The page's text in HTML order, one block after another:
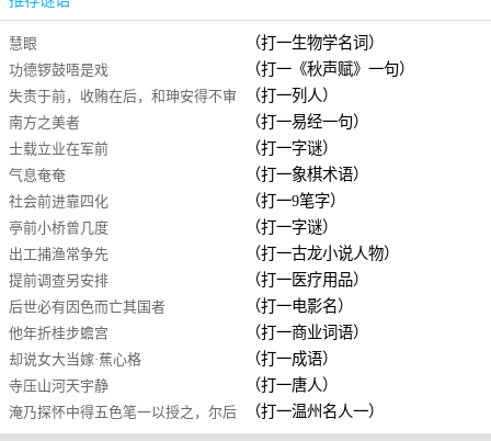
慧眼 （打一生物学名词）
功德锣鼓唔是戏 （打一《秋声赋》一句）
失责于前，收贿在后，和珅安得不审 （打一列人）
南方之美者 （打一易经一句）
士载立业在军前 （打一字谜）
气息奄奄 （打一象棋术语）
社会前进靠四化 （打一9笔字）
亭前小桥曾几度 （打一字谜）
出工捕渔常争先 （打一古龙小说人物）
提前调查另安排 （打一医疗用品）
后世必有因色而亡其国者 （打一电影名）
他年折桂步蟾宫 （打一商业词语）
却说女大当嫁·蕉心格 （打一成语）
寺压山河天宇静 （打一唐人）
淹乃探怀中得五色笔一以授之，尔后
（打一温州名人一）